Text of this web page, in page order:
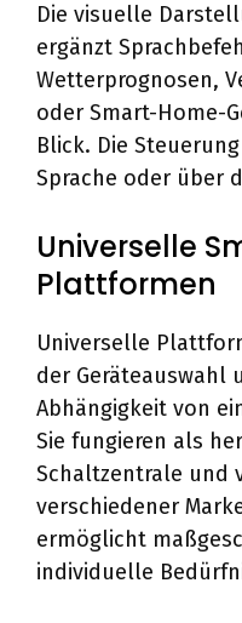
Die visuelle
ergänzt
Wetterprognosen,
oder Smart-Home-
Blick. Die
Sprache oder über
Universelle
Plattformen
Universelle
der Geräteauswahl
Abhängigkeit von
Sie fungieren als
Schaltzentrale und
verschiedener
ermöglicht
individuelle